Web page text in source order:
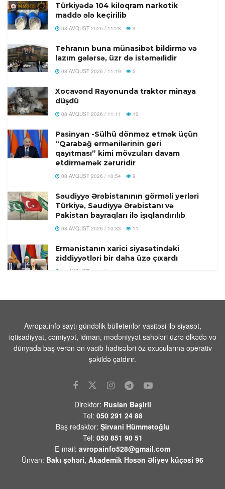
Türkiyədə 104 kiloqram narkotik
maddə ələ keçirilib
08 AVQUST 2026 / 11:28 9
Tehranın buna münasibət bildirmə və
lazım gələrsə, üzr də istəməılidir
08 AVQUST 2026 / 11:19 5
Xocavənd Rayonunda traktor minaya
düşdü
08 AVQUST 2026 / 11:11 10
Pasinyan -Sülhü dönməz etmək üçün
“Qarabağ ermənilərinin geri
qayıtması” kimi mövzuları davam
etdirməmək zəruridir
08 AVQUST 2026 / 10:54 9
Səudiyyə Ərəbistanının görməli yerləri
Türkiyə, Səudiyyə Ərəbistanı və
Pakistan bayraqları ilə işıqlandırılıb
08 AVQUST 2026 / 10:33 11
Ermənistanın xarici siyasətindəki
ziddiyyətləri bir daha üzə çıxardı
08 AVQUST 2026 / 10:03
qadın meyiti tapıldı
Yəmən ordusu Husilərə qarşı əməliyyat
keçirib
08 AVQUST 2026 / 9:40 7
çatışmazlıqlarını mediaya sızdıran şəxs
08 AVQUST 2026 / 9:23 1
Azərbaycan XIN:”Gürcüstandakı
münaqişənin sülh yolu ilə həllinə tam
dəstəyimizi bir daha təsdiqləyirik”
08 AVQUST 2026 / 9:14 6
Avropa.info saytı gündəlik bülletenlər vasitəsi ilə siyasət,
iqtisadiyyat, cəmiyyət, idman, mədəniyyət sahələri üzrə ölkədə və
dünyada baş verən ən vacib hadisələri öz oxucularına operativ
şəkildə çatdırır.
Direktor: Ruslan Bəşirli
Tel: 050 291 24 88
Baş redaktor: Şirvani Hümmətoğlu
Tel: 050 851 90 51
E-mail: avropainfo528@gmail.com
Ünvan: Bakı şəhəri, Akademik Həsən Əliyev küçəsi 96